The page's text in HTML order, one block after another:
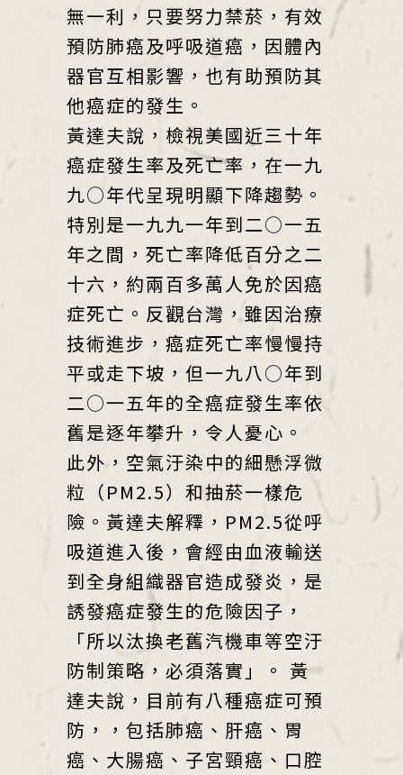
無一利，只要努力禁菸，有效
預防肺癌及呼吸道癌，因體內
器官互相影響，也有助預防其
他癌症的發生。
黃達夫說，檢視美國近三十年
癌症發生率及死亡率，在一九
九○年代呈現明顯下降趨勢。
特別是一九九一年到二○一五
年之間，死亡率降低百分之二
十六，約兩百多萬人免於因癌
症死亡。反觀台灣，雖因治療
技術進步，癌症死亡率慢慢持
平或走下坡，但一九八○年到
二○一五年的全癌症發生率依
舊是逐年攀升，令人憂心。
此外，空氣汙染中的細懸浮微
粒（PM2.5）和抽菸一樣危
險。黃達夫解釋，PM2.5從呼
吸道進入後，會經由血液輸送
到全身組織器官造成發炎，是
誘發癌症發生的危險因子，
「所以汰換老舊汽機車等空汙
防制策略，必須落實」。 黃
達夫說，目前有八種癌症可預
防，，包括肺癌、肝癌、胃
癌、大腸癌、子宮頸癌、口腔